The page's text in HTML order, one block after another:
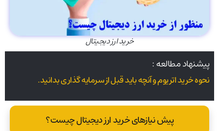
خرید ارز دیجیتال
پیشنهاد مطالعه :
نحوه خرید اتریوم و آنچه باید قبل از سرمایه گذاری بدانید.
پیش نیازهای خرید ارز دیجیتال چیست؟